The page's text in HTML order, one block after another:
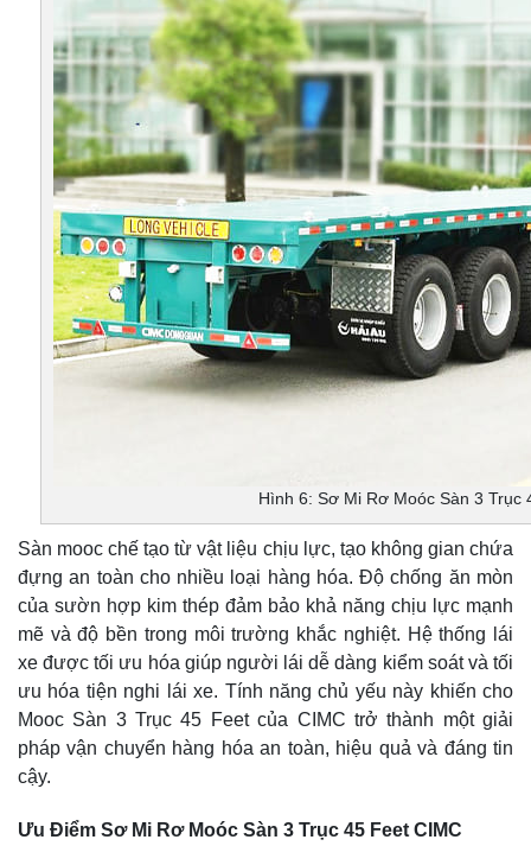
Hình 6: Sơ Mi Rơ Moóc Sàn 3 Trục
Sàn mooc chế tạo từ vật liệu chịu lực, tạo không gian chứa
đựng an toàn cho nhiều loại hàng hóa. Độ chống ăn mòn
của sườn hợp kim thép đảm bảo khả năng chịu lực mạnh
mẽ và độ bền trong môi trường khắc nghiệt. Hệ thống lái
xe được tối ưu hóa giúp người lái dễ dàng kiểm soát và tối
ưu hóa tiện nghi lái xe. Tính năng chủ yếu này khiến cho
Mooc Sàn 3 Trục 45 Feet của CIMC trở thành một giải
pháp vận chuyển hàng hóa an toàn, hiệu quả và đáng tin
cậy.
Ưu Điểm Sơ Mi Rơ Moóc Sàn 3 Trục 45 Feet CIMC